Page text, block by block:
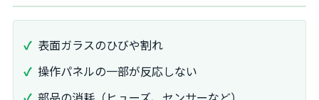
表面ガラスのひびや割れ
操作パネルの一部が反応しない